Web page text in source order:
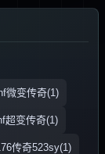
微变传奇(1)
超变传奇(1)
传奇523sy(1)